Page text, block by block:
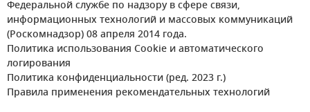
Федеральной службе по надзору в сфере связи,
информационных технологий и массовых коммуникаций
(Роскомнадзор) 08 апреля 2014 года.
Политика использования Cookie и автоматического
логирования
Политика конфиденциальности (ред. 2023 г.)
Правила применения рекомендательных технологий